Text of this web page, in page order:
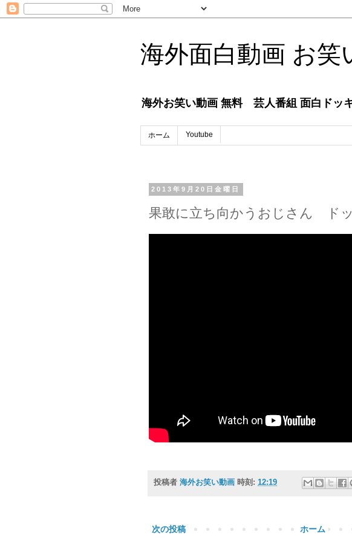
海外面白動画 お
海外お笑い動画 無料 芸人番組 面白ドッ
ホーム Youtube
2013年9月20日金曜日
果敢に立ち向かうおじさん ド
投稿者 海外お笑い動画 時刻: 12:19
次の投稿 ホーム